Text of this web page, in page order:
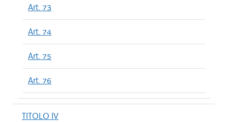
Art. 73
Art. 74
Art. 75
Art. 76
TITOLO IV